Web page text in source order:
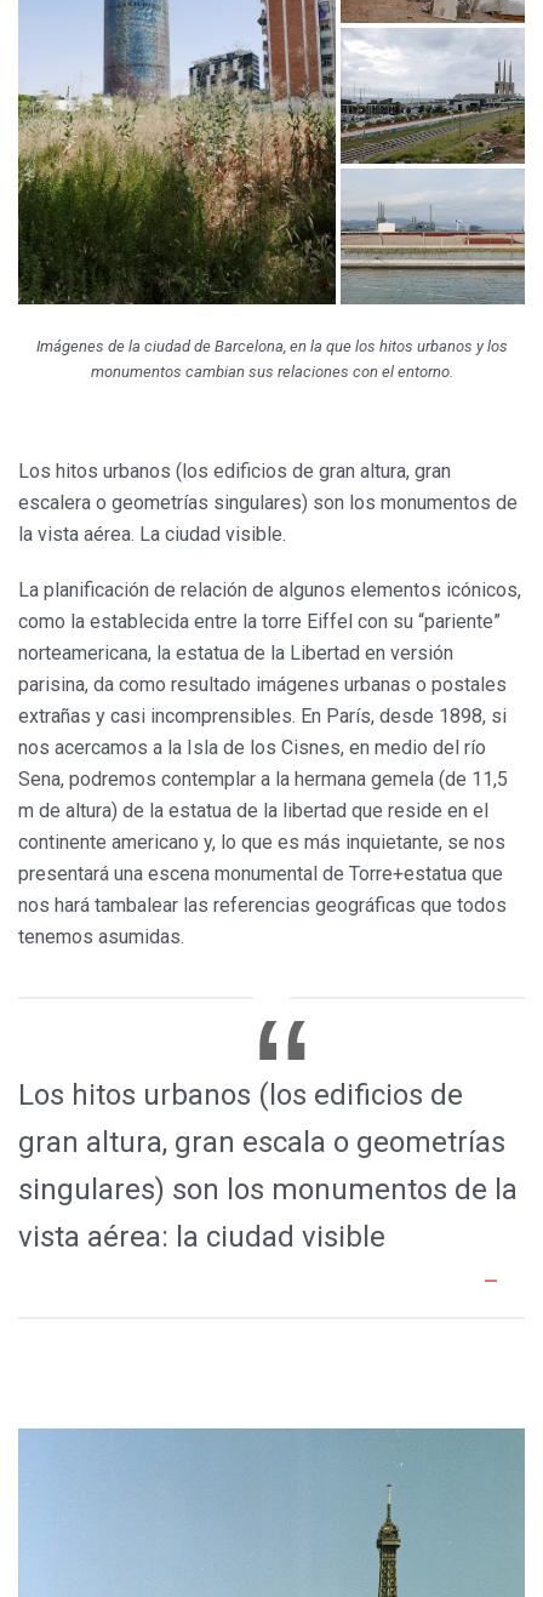
Imágenes de la ciudad de Barcelona, en la que los hitos urbanos y los
monumentos cambian sus relaciones con el entorno.
Los hitos urbanos (los edificios de gran altura, gran
escalera o geometrías singulares) son los monumentos de
la vista aérea. La ciudad visible.
La planificación de relación de algunos elementos icónicos,
como la establecida entre la torre Eiffel con su “pariente”
norteamericana, la estatua de la Libertad en versión
parisina, da como resultado imágenes urbanas o postales
extrañas y casi incomprensibles. En París, desde 1898, si
nos acercamos a la Isla de los Cisnes, en medio del río
Sena, podremos contemplar a la hermana gemela (de 11,5
m de altura) de la estatua de la libertad que reside en el
continente americano y, lo que es más inquietante, se nos
presentará una escena monumental de Torre+estatua que
nos hará tambalear las referencias geográficas que todos
tenemos asumidas.
Los hitos urbanos (los edificios de
gran altura, gran escala o geometrías
singulares) son los monumentos de la
vista aérea: la ciudad visible